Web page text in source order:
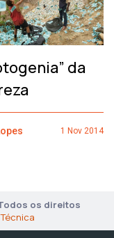
da
1 Nov 2014
os direitos